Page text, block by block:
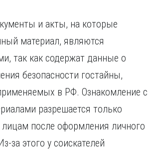
и акты, на которые
материал, являются
так как содержат данные о
безопасности гостайны,
в РФ. Ознакомление с
разрешается только
после оформления личного
за этого у соискателей